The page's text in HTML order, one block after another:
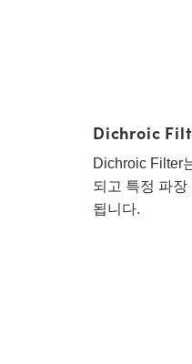
Dichroic
Dichroic Filter
되고 특정 파
됩니다.